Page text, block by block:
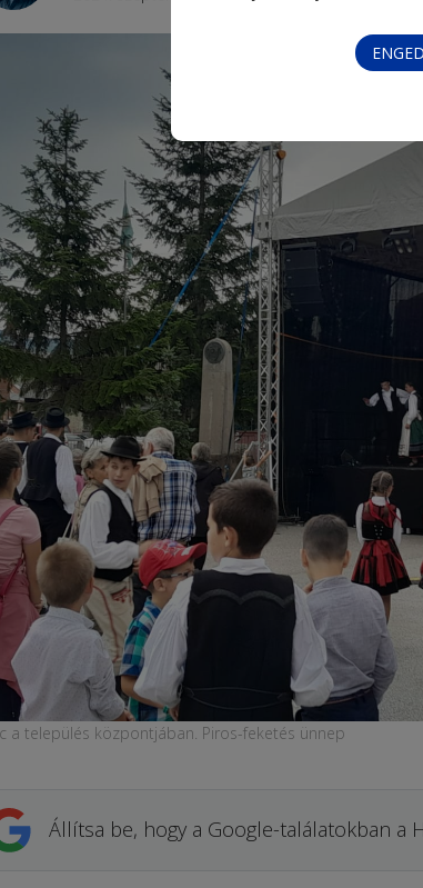
a település központjában. Piros-feketés ünnep
Állítsa be, hogy a Google-találatokban a